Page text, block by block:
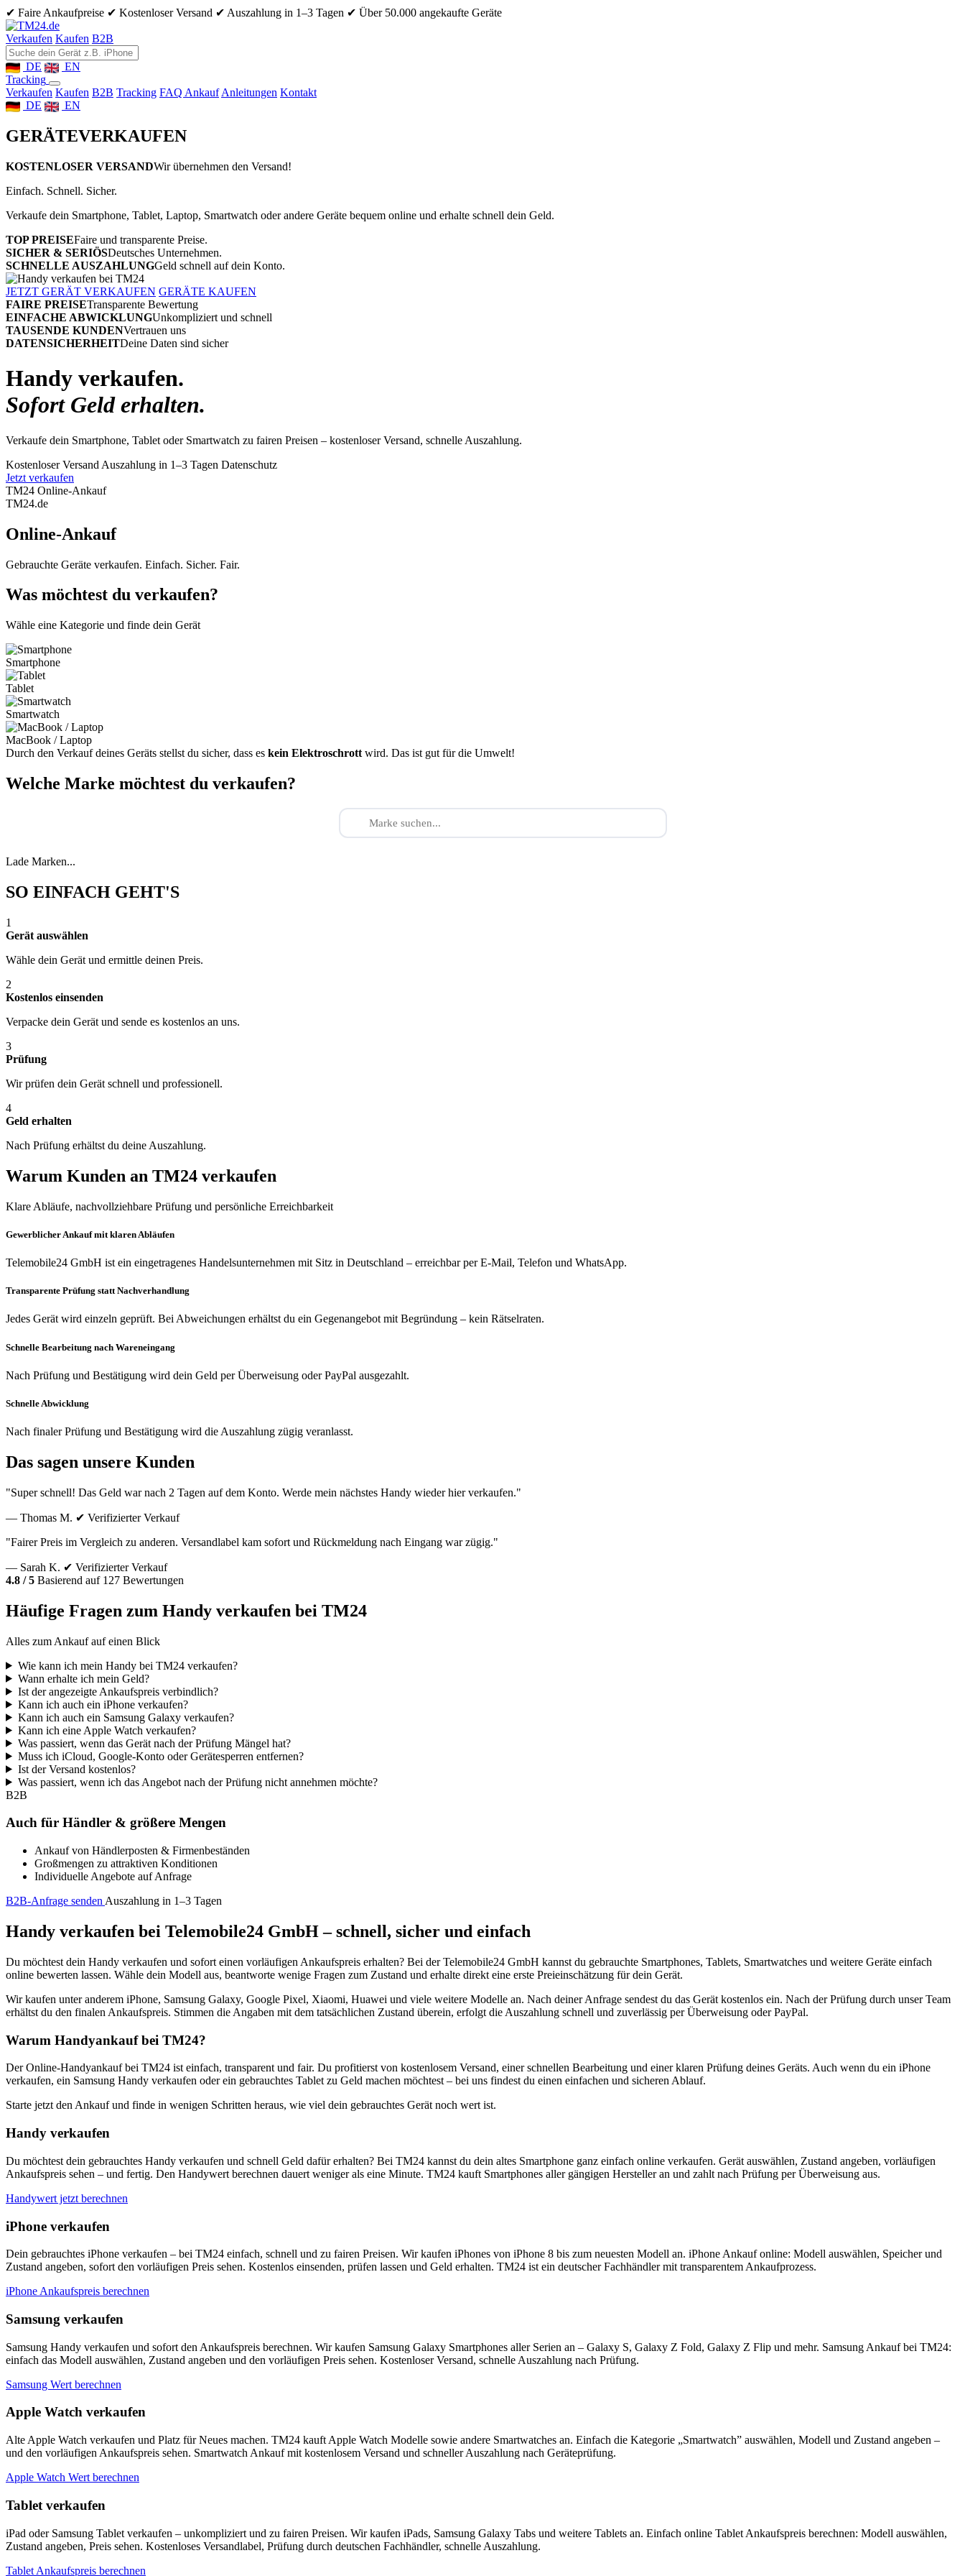
✔ Faire Ankaufpreise ✔ Kostenloser Versand ✔ Auszahlung in 1–3 Tagen ✔ Über 50.000 angekaufte Geräte
Verkaufen Kaufen B2B
DE
EN
Tracking
Verkaufen Kaufen B2B Tracking FAQ Ankauf Anleitungen Kontakt
DE
EN
GERÄTEVERKAUFEN
KOSTENLOSER VERSANDWir übernehmen den Versand!
Einfach. Schnell. Sicher.
Verkaufe dein Smartphone, Tablet, Laptop, Smartwatch oder andere Geräte bequem online und erhalte schnell dein Geld.
TOP PREISEFaire und transparente Preise.
SICHER & SERIÖSDeutsches Unternehmen.
SCHNELLE AUSZAHLUNGGeld schnell auf dein Konto.
JETZT GERÄT VERKAUFEN GERÄTE KAUFEN
FAIRE PREISETransparente Bewertung
EINFACHE ABWICKLUNGUnkompliziert und schnell
TAUSENDE KUNDENVertrauen uns
DATENSICHERHEITDeine Daten sind sicher
Handy verkaufen.
Sofort Geld erhalten.
Verkaufe dein Smartphone, Tablet oder Smartwatch zu fairen Preisen – kostenloser Versand, schnelle Auszahlung.
Kostenloser Versand Auszahlung in 1–3 Tagen Datenschutz
Jetzt verkaufen
TM24 Online-Ankauf
TM24.de
Online-Ankauf
Gebrauchte Geräte verkaufen. Einfach. Sicher. Fair.
Was möchtest du verkaufen?
Wähle eine Kategorie und finde dein Gerät
Smartphone
Tablet
Smartwatch
MacBook / Laptop
Durch den Verkauf deines Geräts stellst du sicher, dass es kein Elektroschrott wird. Das ist gut für die Umwelt!
Welche Marke möchtest du verkaufen?
Lade Marken...
SO EINFACH GEHT'S
1
Gerät auswählen
Wähle dein Gerät und ermittle deinen Preis.
2
Kostenlos einsenden
Verpacke dein Gerät und sende es kostenlos an uns.
3
Prüfung
Wir prüfen dein Gerät schnell und professionell.
4
Geld erhalten
Nach Prüfung erhältst du deine Auszahlung.
Warum Kunden an TM24 verkaufen
Klare Abläufe, nachvollziehbare Prüfung und persönliche Erreichbarkeit
Gewerblicher Ankauf mit klaren Abläufen
Telemobile24 GmbH ist ein eingetragenes Handelsunternehmen mit Sitz in Deutschland – erreichbar per E-Mail, Telefon und WhatsApp.
Transparente Prüfung statt Nachverhandlung
Jedes Gerät wird einzeln geprüft. Bei Abweichungen erhältst du ein Gegenangebot mit Begründung – kein Rätselraten.
Schnelle Bearbeitung nach Wareneingang
Nach Prüfung und Bestätigung wird dein Geld per Überweisung oder PayPal ausgezahlt.
Schnelle Abwicklung
Nach finaler Prüfung und Bestätigung wird die Auszahlung zügig veranlasst.
Das sagen unsere Kunden
"Super schnell! Das Geld war nach 2 Tagen auf dem Konto. Werde mein nächstes Handy wieder hier verkaufen."
— Thomas M. ✔ Verifizierter Verkauf
"Fairer Preis im Vergleich zu anderen. Versandlabel kam sofort und Rückmeldung nach Eingang war zügig."
— Sarah K. ✔ Verifizierter Verkauf
4.8 / 5 Basierend auf 127 Bewertungen
Häufige Fragen zum Handy verkaufen bei TM24
Alles zum Ankauf auf einen Blick
Wie kann ich mein Handy bei TM24 verkaufen?
Wann erhalte ich mein Geld?
Ist der angezeigte Ankaufspreis verbindlich?
Kann ich auch ein iPhone verkaufen?
Kann ich auch ein Samsung Galaxy verkaufen?
Kann ich eine Apple Watch verkaufen?
Was passiert, wenn das Gerät nach der Prüfung Mängel hat?
Muss ich iCloud, Google-Konto oder Gerätesperren entfernen?
Ist der Versand kostenlos?
Was passiert, wenn ich das Angebot nach der Prüfung nicht annehmen möchte?
B2B
Auch für Händler & größere Mengen
Ankauf von Händlerposten & Firmenbeständen
Großmengen zu attraktiven Konditionen
Individuelle Angebote auf Anfrage
B2B-Anfrage senden Auszahlung in 1–3 Tagen
Handy verkaufen bei Telemobile24 GmbH – schnell, sicher und einfach
Du möchtest dein Handy verkaufen und sofort einen vorläufigen Ankaufspreis erhalten? Bei der Telemobile24 GmbH kannst du gebrauchte Smartphones, Tablets, Smartwatches und weitere Geräte einfach
online bewerten lassen. Wähle dein Modell aus, beantworte wenige Fragen zum Zustand und erhalte direkt eine erste Preieinschätzung für dein Gerät.
Wir kaufen unter anderem iPhone, Samsung Galaxy, Google Pixel, Xiaomi, Huawei und viele weitere Modelle an. Nach deiner Anfrage sendest du das Gerät kostenlos ein. Nach der Prüfung durch unser Team
erhältst du den finalen Ankaufspreis. Stimmen die Angaben mit dem tatsächlichen Zustand überein, erfolgt die Auszahlung schnell und zuverlässig per Überweisung oder PayPal.
Warum Handyankauf bei TM24?
Der Online-Handyankauf bei TM24 ist einfach, transparent und fair. Du profitierst von kostenlosem Versand, einer schnellen Bearbeitung und einer klaren Prüfung deines Geräts. Auch wenn du ein iPhone
verkaufen, ein Samsung Handy verkaufen oder ein gebrauchtes Tablet zu Geld machen möchtest – bei uns findest du einen einfachen und sicheren Ablauf.
Starte jetzt den Ankauf und finde in wenigen Schritten heraus, wie viel dein gebrauchtes Gerät noch wert ist.
Handy verkaufen
Du möchtest dein gebrauchtes Handy verkaufen und schnell Geld dafür erhalten? Bei TM24 kannst du dein altes Smartphone ganz einfach online verkaufen. Gerät auswählen, Zustand angeben, vorläufigen
Ankaufspreis sehen – und fertig. Den Handywert berechnen dauert weniger als eine Minute. TM24 kauft Smartphones aller gängigen Hersteller an und zahlt nach Prüfung per Überweisung aus.
Handywert jetzt berechnen
iPhone verkaufen
Dein gebrauchtes iPhone verkaufen – bei TM24 einfach, schnell und zu fairen Preisen. Wir kaufen iPhones von iPhone 8 bis zum neuesten Modell an. iPhone Ankauf online: Modell auswählen, Speicher und
Zustand angeben, sofort den vorläufigen Preis sehen. Kostenlos einsenden, prüfen lassen und Geld erhalten. TM24 ist ein deutscher Fachhändler mit transparentem Ankaufprozess.
iPhone Ankaufspreis berechnen
Samsung verkaufen
Samsung Handy verkaufen und sofort den Ankaufspreis berechnen. Wir kaufen Samsung Galaxy Smartphones aller Serien an – Galaxy S, Galaxy Z Fold, Galaxy Z Flip und mehr. Samsung Ankauf bei TM24:
einfach das Modell auswählen, Zustand angeben und den vorläufigen Preis sehen. Kostenloser Versand, schnelle Auszahlung nach Prüfung.
Samsung Wert berechnen
Apple Watch verkaufen
Alte Apple Watch verkaufen und Platz für Neues machen. TM24 kauft Apple Watch Modelle sowie andere Smartwatches an. Einfach die Kategorie „Smartwatch” auswählen, Modell und Zustand angeben –
und den vorläufigen Ankaufspreis sehen. Smartwatch Ankauf mit kostenlosem Versand und schneller Auszahlung nach Geräteprüfung.
Apple Watch Wert berechnen
Tablet verkaufen
iPad oder Samsung Tablet verkaufen – unkompliziert und zu fairen Preisen. Wir kaufen iPads, Samsung Galaxy Tabs und weitere Tablets an. Einfach online Tablet Ankaufspreis berechnen: Modell auswählen,
Zustand angeben, Preis sehen. Kostenloses Versandlabel, Prüfung durch deutschen Fachhändler, schnelle Auszahlung.
Tablet Ankaufspreis berechnen